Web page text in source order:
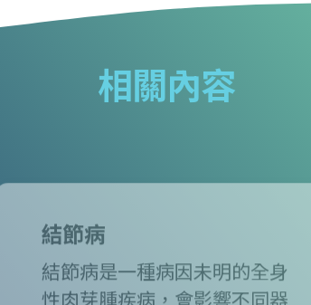
相關內容
結節病
結節病是一種病因未明的全身
性肉芽腫疾病，會影響不同器